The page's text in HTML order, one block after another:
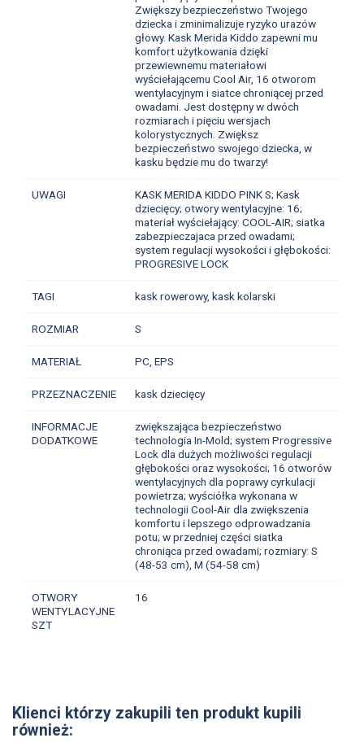
Zwiększy bezpieczeństwo Twojego
dziecka i zminimalizuje ryzyko urazów
głowy. Kask Merida Kiddo zapewni mu
komfort użytkowania dzięki
przewiewnemu materiałowi
wyściełającemu Cool Air, 16 otworom
wentylacyjnym i siatce chroniącej przed
owadami. Jest dostępny w dwóch
rozmiarach i pięciu wersjach
kolorystycznych. Zwiększ
bezpieczeństwo swojego dziecka, w
kasku będzie mu do twarzy!
UWAGI
KASK MERIDA KIDDO PINK S; Kask
dziecięcy; otwory wentylacyjne: 16;
materiał wyściełający: COOL-AIR; siatka
zabezpieczajaca przed owadami;
system regulacji wysokości i głębokości:
PROGRESIVE LOCK
TAGI kask rowerowy, kask kolarski
ROZMIAR S
MATERIAŁ PC, EPS
PRZEZNACZENIE kask dziecięcy
INFORMACJE
DODATKOWE
zwiększająca bezpieczeństwo
technologia In-Mold; system Progressive
Lock dla dużych możliwości regulacji
głębokości oraz wysokości; 16 otworów
wentylacyjnych dla poprawy cyrkulacji
powietrza; wyściółka wykonana w
technologii Cool-Air dla zwiększenia
komfortu i lepszego odprowadzania
potu; w przedniej części siatka
chroniąca przed owadami; rozmiary: S
(48-53 cm), M (54-58 cm)
OTWORY
WENTYLACYJNE
SZT
16
Klienci którzy zakupili ten produkt kupili
również: